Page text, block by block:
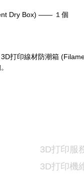
Dry Box) —— １個
打印線材防潮箱
3D打印服
3D打印機